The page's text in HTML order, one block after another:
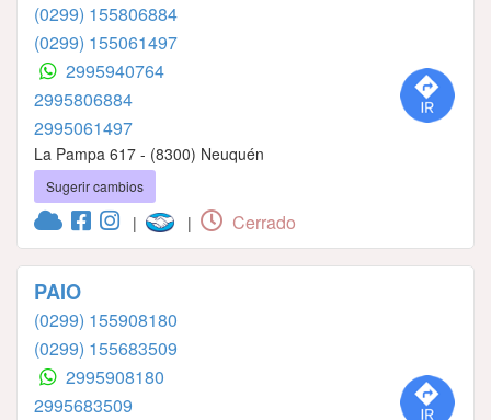
(0299) 155806884
(0299) 155061497
2995940764
2995806884
2995061497
La Pampa 617 - (8300) Neuquén
Sugerir cambios
| | Cerrado
PAIO
(0299) 155908180
(0299) 155683509
2995908180
2995683509